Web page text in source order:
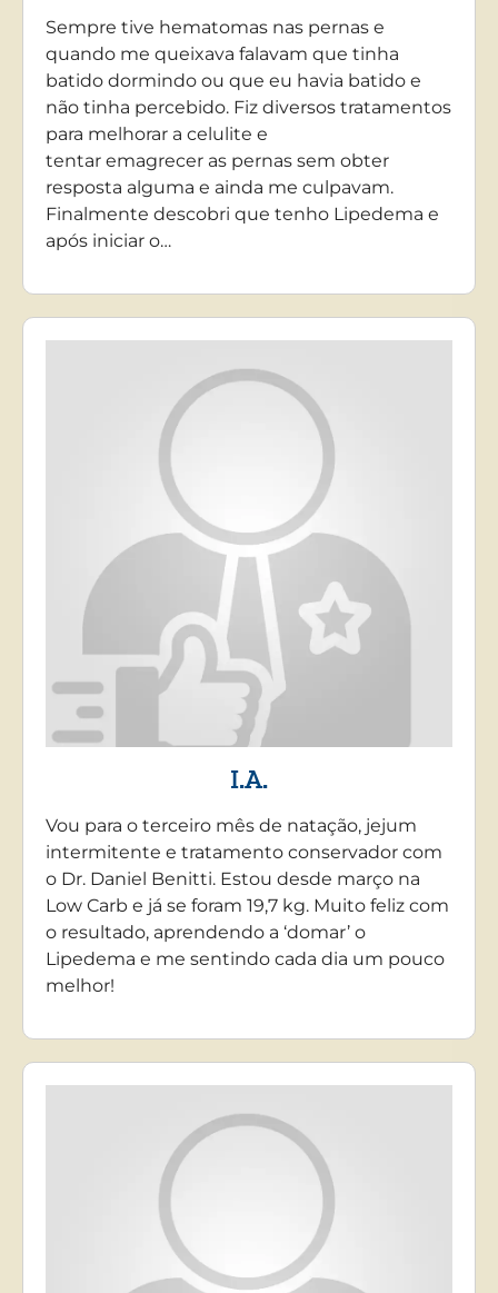
Sempre tive hematomas nas pernas e
quando me queixava falavam que tinha
batido dormindo ou que eu havia batido e
não tinha percebido. Fiz diversos tratamentos
para melhorar a celulite e
tentar emagrecer as pernas sem obter
resposta alguma e ainda me culpavam.
Finalmente descobri que tenho Lipedema e
após iniciar o…
I.A.
Vou para o terceiro mês de natação, jejum
intermitente e tratamento conservador com
o Dr. Daniel Benitti. Estou desde março na
Low Carb e já se foram 19,7 kg. Muito feliz com
o resultado, aprendendo a ‘domar’ o
Lipedema e me sentindo cada dia um pouco
melhor!